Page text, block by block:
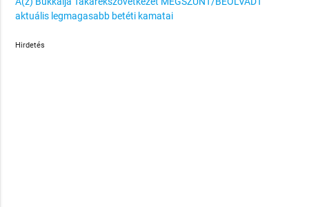
aktuális legmagasabb betéti kamatai
Hirdetés